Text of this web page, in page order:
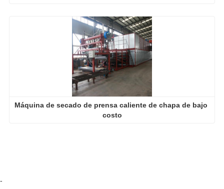
Máquina de secado de prensa caliente de chapa de bajo
costo
-